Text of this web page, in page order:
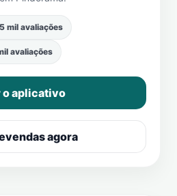
mil avaliações
avaliações
o aplicativo
agora